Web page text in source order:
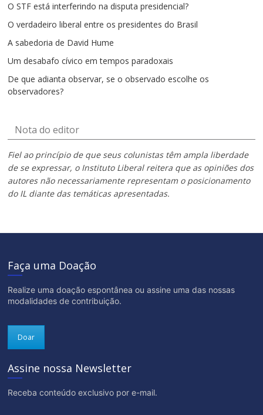
O STF está interferindo na disputa presidencial?
O verdadeiro liberal entre os presidentes do Brasil
A sabedoria de David Hume
Um desabafo cívico em tempos paradoxais
De que adianta observar, se o observado escolhe os
observadores?
Nota do editor
Fiel ao princípio de que seus colunistas têm ampla liberdade
de se expressar, o Instituto Liberal reitera que as opiniões dos
autores não necessariamente representam o posicionamento
do IL diante das temáticas apresentadas.
Faça uma Doação
Realize uma doação espontânea ou assine uma das nossas
modalidades de contribuição.
Doar
Assine nossa Newsletter
Receba conteúdo exclusivo por e-mail.